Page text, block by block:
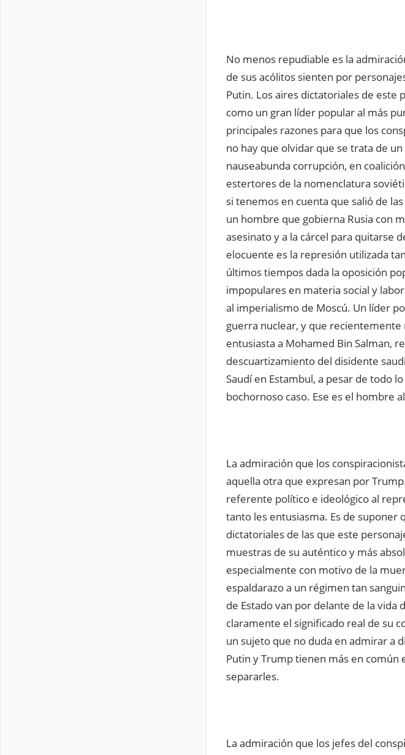
No menos repudiable es la
de sus acólitos sienten por
Putin. Los aires dictatoriales de este
como un gran líder popular al más
principales razones para que los
no hay que olvidar que se trata de
nauseabunda corrupción, en
estertores de la nomenclatura
si tenemos en cuenta que salió de
un hombre que gobierna Rusia con
asesinato y a la cárcel para quitarse
elocuente es la represión utilizada
últimos tiempos dada la oposición
impopulares en materia social y
al imperialismo de Moscú. Un líder
guerra nuclear, y que
entusiasta a Mohamed Bin Salman,
descuartizamiento del disidente
Saudí en Estambul, a pesar de todo
bochornoso caso. Ese es el hombre
La admiración que los
aquella otra que expresan por
referente político e ideológico al
tanto les entusiasma. Es de suponer
dictatoriales de las que este
muestras de su auténtico y más
especialmente con motivo de la
espaldarazo a un régimen tan
de Estado van por delante de la vida
claramente el significado real de su
un sujeto que no duda en admirar a
Putin y Trump tienen más en común
separarles.
La admiración que los jefes del